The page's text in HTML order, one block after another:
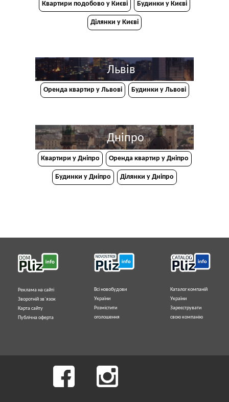
Квартири подобово у Києві Будинки у Києві
Ділянки у Києві
Львів
Оренда квартир у Львові Будинки у Львові
Дніпро
Квартири у Дніпрo Оренда квартир у Дніпро
Будинки у Дніпро Ділянки у Дніпро
Реклама на сайті
Зворотній зв`язок
Карта сайту
Публічна оферта
Всі новобудови
України
Розмістити
оголошення
Каталог компаній
України
Зареєструвати
свою компанію